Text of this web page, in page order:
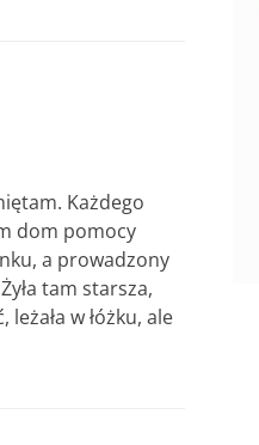
Każdego
dom pomocy
a prowadzony
tam starsza,
w łóżku, ale